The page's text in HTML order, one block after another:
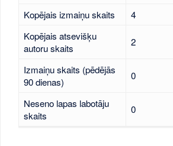
Kopējais izmaiņu skaits
4
Kopējais atsevišķu
autoru skaits
2
Izmaiņu skaits (pēdējās
90 dienas)
0
Neseno lapas labotāju
skaits
0